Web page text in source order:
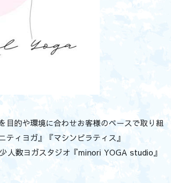
目的や環境に合わせお客様のペースで取り組
ィヨガ』『マシンピラティス』
人数ヨガスタジオ『minori YOGA studio』